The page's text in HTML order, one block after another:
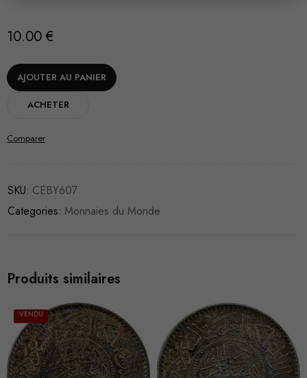
10.00 €
AJOUTER AU PANIER
ACHETER
Comparer
SKU: CEBY607
Categories: Monnaies du Monde
Produits similaires
VENDU